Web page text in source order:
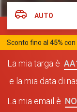
AUTO
Sconto fino al 45% con
La mia targa è
e la mia data di
La mia email è